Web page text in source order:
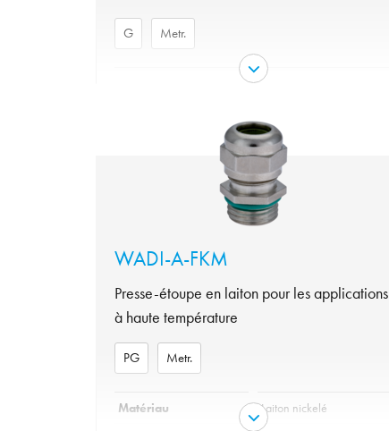
G Metr.
Laiton nickelé
G, Metr.
NBR
IP 68 - 1bar/30min
WADI-A-FKM
Presse-étoupe en laiton pour les applications
à haute température
PG Metr.
Matériau
Laiton nickelé